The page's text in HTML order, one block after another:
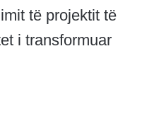
të projektit të
i transformuar